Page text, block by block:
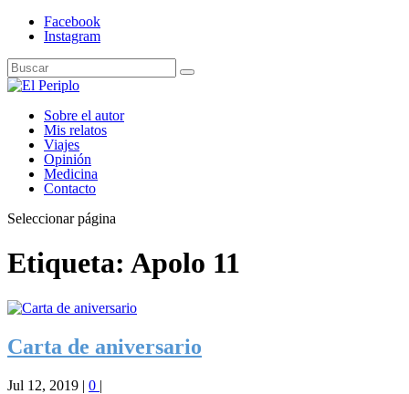
Facebook
Instagram
Sobre el autor
Mis relatos
Viajes
Opinión
Medicina
Contacto
Seleccionar página
Etiqueta: Apolo 11
Carta de aniversario
Jul 12, 2019 | 0 |